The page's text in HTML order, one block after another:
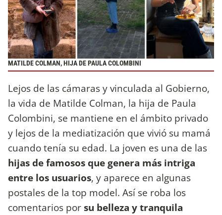
MATILDE COLMAN, HIJA DE PAULA COLOMBINI
Lejos de las cámaras y vinculada al Gobierno,
la vida de Matilde Colman, la hija de Paula
Colombini, se mantiene en el ámbito privado
y lejos de la mediatización que vivió su mamá
cuando tenía su edad. La joven es una de las
hijas de famosos que genera más intriga
entre los usuarios, y aparece en algunas
postales de la top model. Así se roba los
comentarios porsu belleza y tranquila